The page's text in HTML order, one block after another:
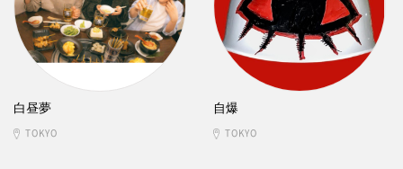
白昼夢
TOKYO
自爆
TOKYO